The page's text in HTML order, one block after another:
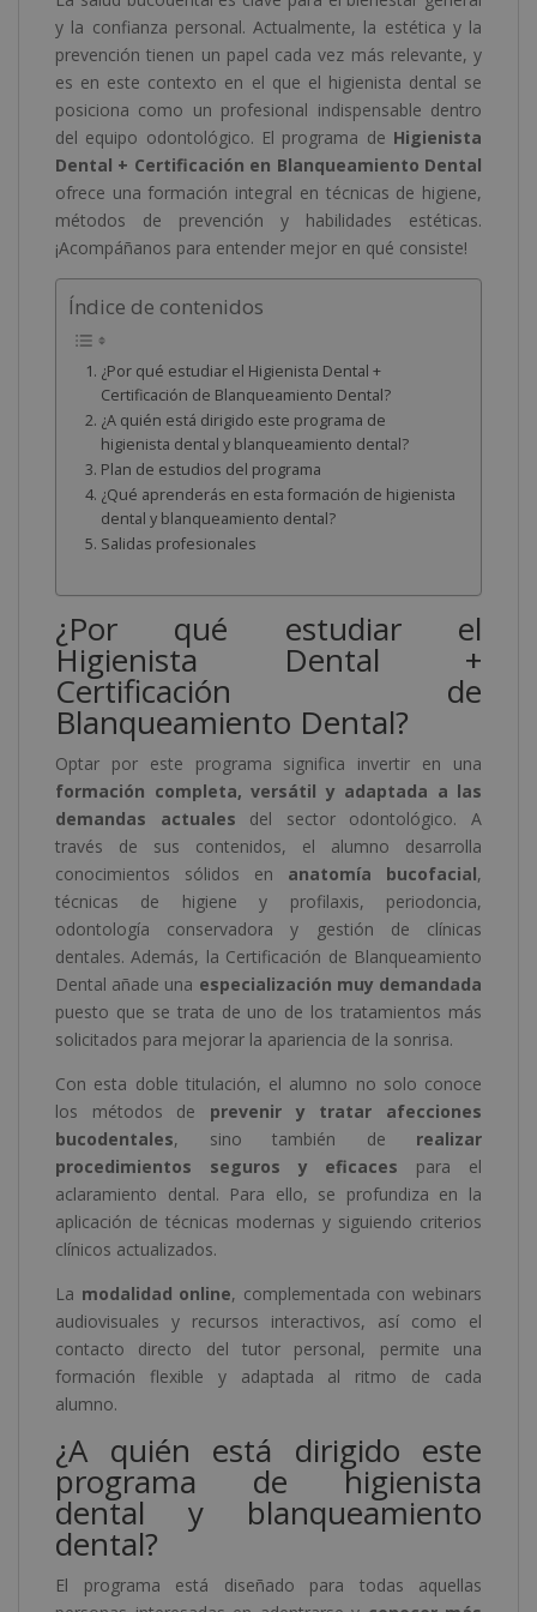
y la confianza personal. Actualmente, la estética y la
prevención tienen un papel cada vez más relevante, y
es en este contexto en el que el higienista dental se
posiciona como un profesional indispensable dentro
del equipo odontológico. El programa de Higienista
Dental + Certificación en Blanqueamiento Dental
ofrece una formación integral en técnicas de higiene,
métodos de prevención y habilidades estéticas.
¡Acompáñanos para entender mejor en qué consiste!
Índice de contenidos
¿Por qué estudiar el Higienista Dental +
Certificación de Blanqueamiento Dental?
¿A quién está dirigido este programa de
higienista dental y blanqueamiento dental?
Plan de estudios del programa
¿Qué aprenderás en esta formación de higienista
dental y blanqueamiento dental?
Salidas profesionales
¿Por qué estudiar el
Higienista Dental +
Certificación de
Blanqueamiento Dental?
Optar por este programa significa invertir en una
formación completa, versátil y adaptada a las
demandas actuales del sector odontológico. A
través de sus contenidos, el alumno desarrolla
conocimientos sólidos en anatomía bucofacial,
técnicas de higiene y profilaxis, periodoncia,
odontología conservadora y gestión de clínicas
dentales. Además, la Certificación de Blanqueamiento
Dental añade una especialización muy demandada
puesto que se trata de uno de los tratamientos más
solicitados para mejorar la apariencia de la sonrisa.
Con esta doble titulación, el alumno no solo conoce
los métodos de prevenir y tratar afecciones
bucodentales, sino también de realizar
procedimientos seguros y eficaces para el
aclaramiento dental. Para ello, se profundiza en la
aplicación de técnicas modernas y siguiendo criterios
clínicos actualizados.
La modalidad online, complementada con webinars
audiovisuales y recursos interactivos, así como el
contacto directo del tutor personal, permite una
formación flexible y adaptada al ritmo de cada
alumno.
¿A quién está dirigido este
programa de higienista
dental y blanqueamiento
dental?
El programa está diseñado para todas aquellas